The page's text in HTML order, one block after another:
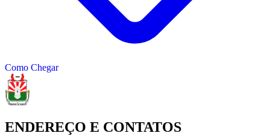
Como Chegar
ENDEREÇO E CONTATOS